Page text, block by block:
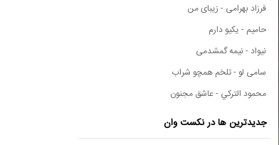
فرزاد بهرامی - زیبای من
حامیم - یکیو دارم
نیواد - نیمه گمشدمی
سامی لو - تلخم همچو شراب
محمود التركي - عاشق مجنون
جدیدترین ها در نکست وان